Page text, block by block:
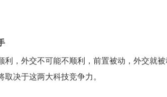
，外交不可能不顺利，前置被动，外交就被
决于这两大科技竞争力。